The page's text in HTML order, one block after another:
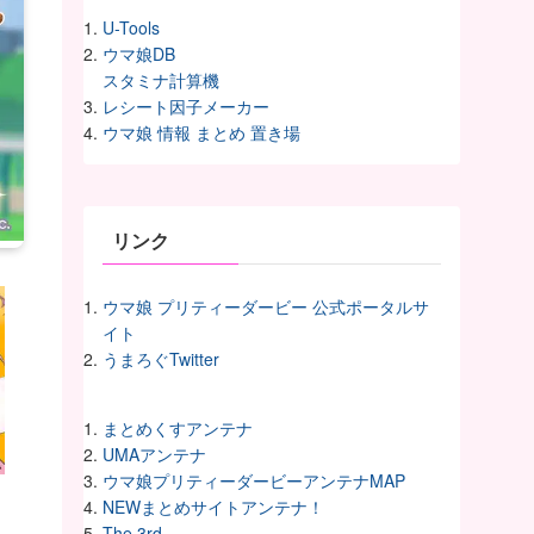
U-Tools
ウマ娘DB
スタミナ計算機
レシート因子メーカー
ウマ娘 情報 まとめ 置き場
リンク
ウマ娘 プリティーダービー 公式ポータルサ
イト
うまろぐTwitter
まとめくすアンテナ
UMAアンテナ
ウマ娘プリティーダービーアンテナMAP
NEWまとめサイトアンテナ！